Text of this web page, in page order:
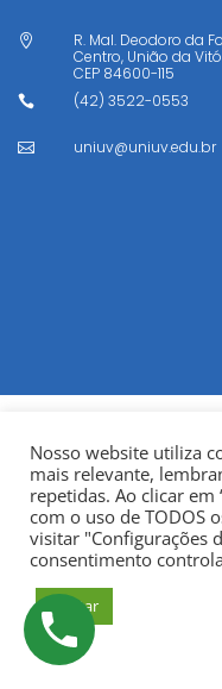

R. Mal. Deodoro da
Centro, União da
CEP 84600-115
 (42) 3522-0553
 uniuv@uniuv.edu.br
© Copyright 2022
da Cidade de
Nosso website utiliza
mais relevante,
repetidas. Ao clicar em
com o uso de TODOS
visitar "Configurações
consentimento
Aceitar